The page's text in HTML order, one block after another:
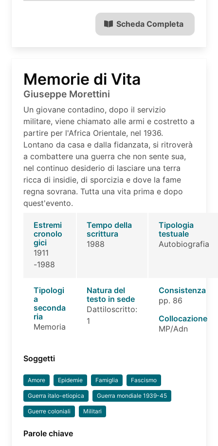
Scheda Completa
Memorie di Vita
Giuseppe Morettini
Un giovane contadino, dopo il servizio
militare, viene chiamato alle armi e costretto a
partire per l'Africa Orientale, nel 1936.
Lontano da casa e dalla fidanzata, si ritroverà
a combattere una guerra che non sente sua,
nel continuo desiderio di lasciare una terra
ricca di insidie, di sporcizia e dove la fame
regna sovrana. Tutta una vita prima e dopo
quest'evento.
Estremi
cronolo
gici
1911
-1988
Tempo della
scrittura
1988
Tipologia
testuale
Autobiografia
Tipologi
a
seconda
ria
Memoria
Natura del
testo in sede
Dattiloscritto:
1
Consistenza
pp. 86
Collocazione
MP/Adn
Soggetti
Amore Epidemie Famiglia Fascismo
Guerra italo-etiopica Guerra mondiale 1939-45
Guerre coloniali Militari
Parole chiave